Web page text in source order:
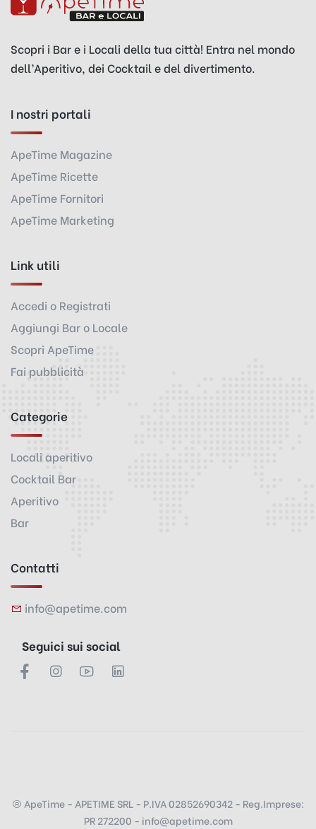
Scopri i Bar e i Locali della tua città! Entra nel mondo
dell’Aperitivo, dei Cocktail e del divertimento.
I nostri portali
ApeTime Magazine
ApeTime Ricette
ApeTime Fornitori
ApeTime Marketing
Link utili
Accedi o Registrati
Aggiungi Bar o Locale
Scopri ApeTime
Fai pubblicità
Categorie
Locali aperitivo
Cocktail Bar
Aperitivo
Bar
Contatti
info@apetime.com
Seguici sui social
ApeTime - APETIME SRL - P.IVA 02852690342 - Reg.Imprese:
PR 272200 - info@apetime.com